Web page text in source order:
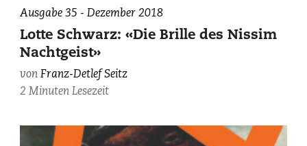
Ausgabe 35 - Dezember 2018
Lotte Schwarz: «Die Brille des Nissim
Nachtgeist»
vonFranz-Detlef Seitz
2 Minuten Lesezeit